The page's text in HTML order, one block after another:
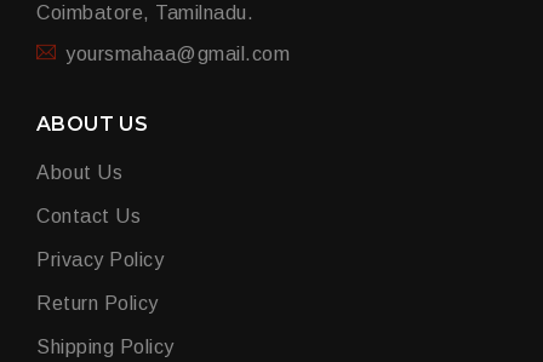
Coimbatore, Tamilnadu.
yoursmahaa@gmail.com
ABOUT US
About Us
Contact Us
Privacy Policy
Return Policy
Shipping Policy